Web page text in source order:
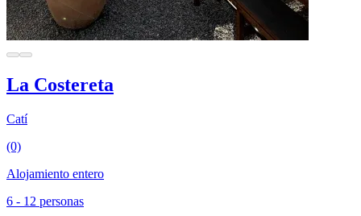
La Costereta
Catí
(0)
Alojamiento entero
6 - 12 personas